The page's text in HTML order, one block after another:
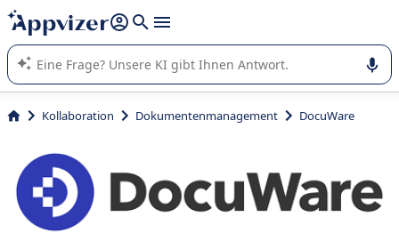
beantworten (mehrere Zeilen mit
Die KI von Appvizer führt Sie bei der Nutzung oder Auswahl
von SaaS-Software in Unternehmen.
Kollaboration Dokumentenmanagement DocuWare